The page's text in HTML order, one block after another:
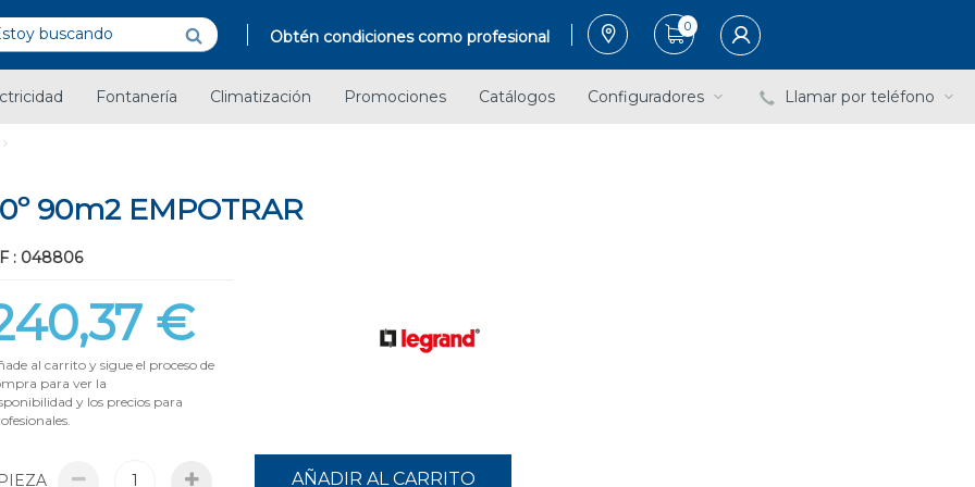
Obtén condiciones como profesional
0
Fontanería Climatización Promociones Catálogos Configuradores Llamar por teléfono
90m2 EMPOTRAR
: 048806
€
al carrito y sigue el proceso de
para ver la
y los precios para
PIEZA AÑADIR AL CARRITO